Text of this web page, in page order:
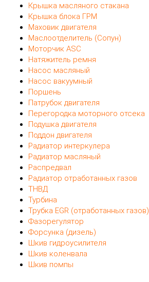
Крышка масляного стакана
Крышка блока ГРМ
Маховик двигателя
Маслоотделитель (Сопун)
Моторчик ASC
Натяжитель ремня
Насос масляный
Насос вакуумный
Поршень
Патрубок двигателя
Перегородка моторного отсека
Подушка двигателя
Поддон двигателя
Радиатор интеркулера
Радиатор масляный
Распредвал
Радиатор отработанных газов
ТНВД
Турбина
Трубка EGR (отработанных газов)
Фазорегулятор
Форсунка (дизель)
Шкив гидроусилителя
Шкив коленвала
Шкив помпы